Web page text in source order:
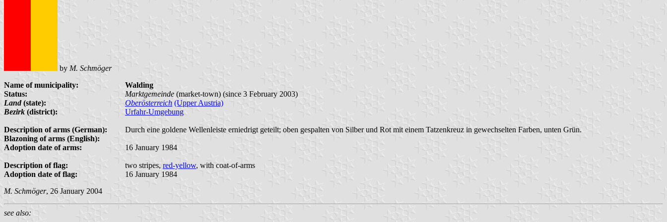
by M. Schmöger
Name of municipality:
Walding
Status:
Marktgemeinde (market-town) (since 3 February 2003)
Land(state): Oberösterreich (Upper Austria)
Bezirk (district): Urfahr-Umgebung
Description of arms (German):
Durch eine goldene Wellenleiste erniedrigt geteilt; oben gespalten von Silber und Rot mit einem Tatzenkreuz in gewechselten Farben, unten Grün.
Blazoning of arms (English):
Adoption date of arms:
16 January 1984
Description of flag: two stripes, red-yellow, with coat-of-arms
Adoption date of flag:
16 January 1984
M. Schmöger, 26 January 2004
see also: